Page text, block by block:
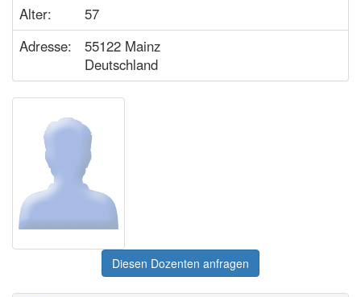
Alter:
57
Adresse:
55122 Mainz
Deutschland
Diesen Dozenten anfragen